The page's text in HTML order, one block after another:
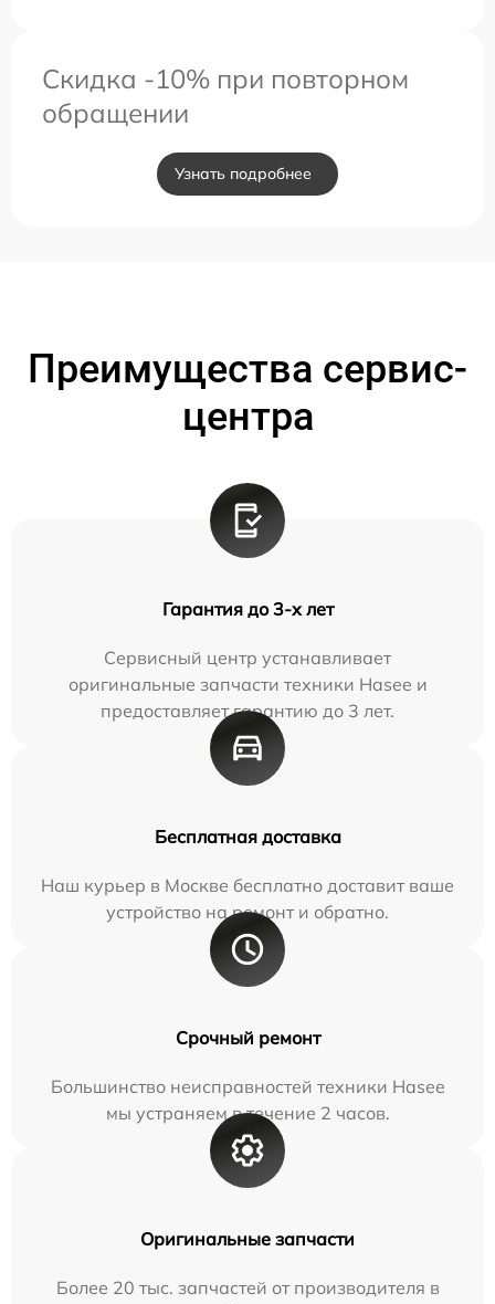
Скидка -10% при повторном
обращении
Узнать подробнее
Преимущества сервис-
центра
Гарантия до 3-х лет
Сервисный центр устанавливает
оригинальные запчасти техники Hasee и
предоставляет гарантию до 3 лет.
Бесплатная доставка
Наш курьер в Москве бесплатно доставит ваше
устройство на ремонт и обратно.
Срочный ремонт
Большинство неисправностей техники Hasee
мы устраняем в течение 2 часов.
Оригинальные запчасти
Более 20 тыс. запчастей от производителя в